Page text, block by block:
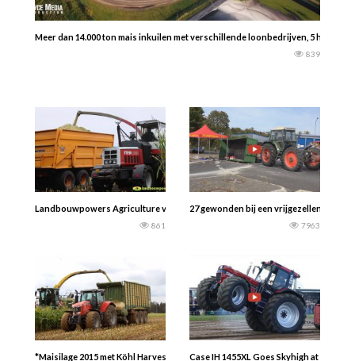
Meer dan 14.000 ton mais inkuilen met verschillende loonbedrijven, 5
839
Landbouwpowers Agriculture video’s — Mais hakselen in Hijken met deze
861
27 gewonden bij een vrijgezellenfeest
7963
*Maisilage 2015 met Köhl Harvest* Case IH 1455XL Goes Skyhigh at Reher